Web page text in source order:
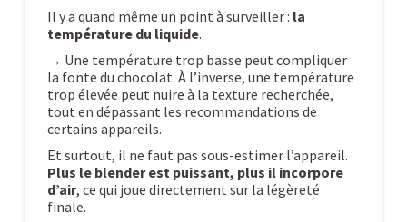
Il y a quand même un point à surveiller : la
température du liquide.
→ Une température trop basse peut compliquer
la fonte du chocolat. À l’inverse, une température
trop élevée peut nuire à la texture recherchée,
tout en dépassant les recommandations de
certains appareils.
Et surtout, il ne faut pas sous-estimer l’appareil.
Plus le blender est puissant, plus il incorpore
d’air, ce qui joue directement sur la légèreté
finale.